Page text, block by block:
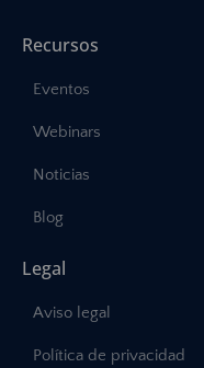
Recursos
Eventos
Webinars
Noticias
Blog
Legal
Aviso legal
Política de privacidad